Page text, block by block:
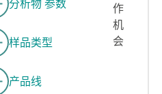
作
机
会
样品类型
产品线